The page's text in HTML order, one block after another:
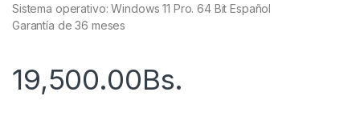
Sistema operativo: Windows 11 Pro. 64 Bit Español
Garantía de 36 meses
19,500.00Bs.